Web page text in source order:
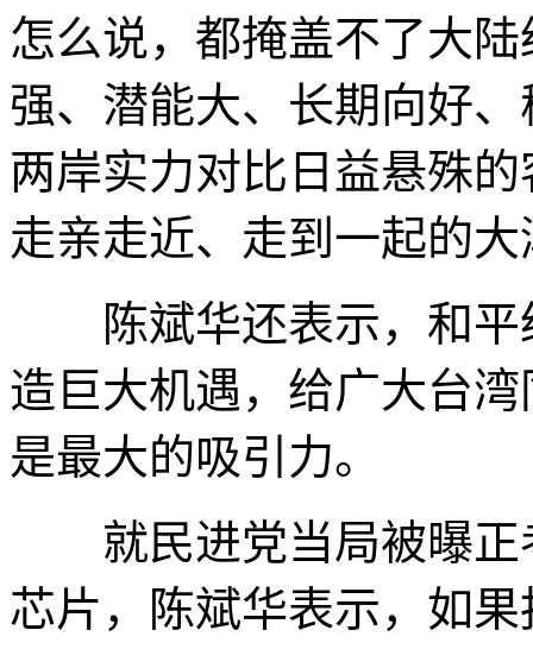
怎么说，都掩盖不了大
强、潜能大、长期向好
两岸实力对比日益悬殊
走亲走近、走到一起的大
陈斌华还表示，和平
造巨大机遇，给广大台
是最大的吸引力。
就民进党当局被曝正
芯片，陈斌华表示，如